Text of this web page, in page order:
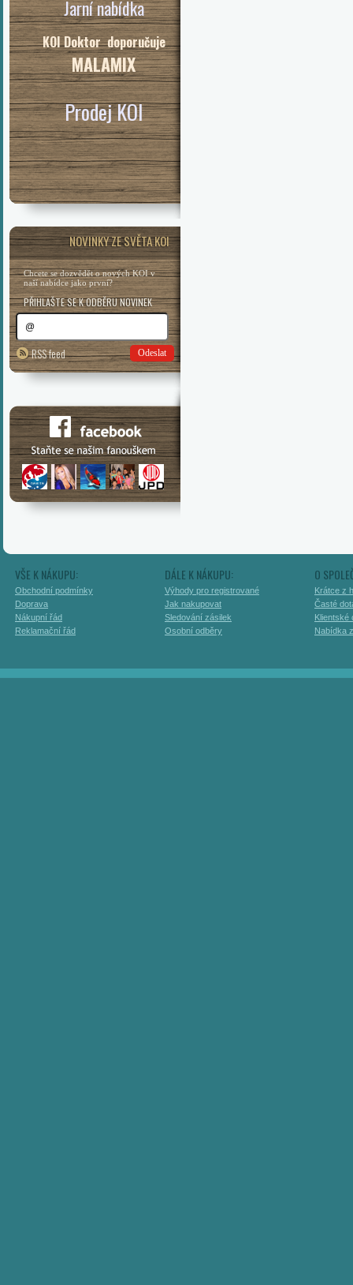
Jarní nabídka
KOI Doktor doporučuje
MALAMIX
Prodej KOI
NOVINKY ZE SVĚTA KOI
Chcete se dozvědět o nových KOI v
naší nabídce jako první?
PŘIHLAŠTE SE K ODBĚRU NOVINEK
RSS feed Odeslat
VŠE K NÁKUPU:
Obchodní podmínky
Doprava
Nákupní řád
Reklamační řád
DÁLE K NÁKUPU:
Výhody pro registrované
Jak nakupovat
Sledování zásilek
Osobní odběry
O
Krátce z
Časté
Klientské
Nabídka